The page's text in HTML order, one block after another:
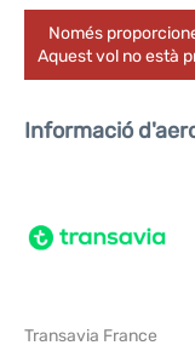
Només
Aquest vol no està
Informació
Transavia France